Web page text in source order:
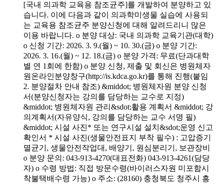
[국내 의과학 교육용 참조균주]를 개발하여 분양하고 있
습니다. 이에 다음과 같이 의과학미생물 실습에 사용되
는 교육용 참조균주 분양신청에 대해 알려드리니 많은
이용 바랍니다. o 분양 대상: 국내 의과학 교육기관(대학)
o 신청 기간: 2026. 3. 9.(월) ~ 10. 30.(금) o 분양 기간:
2026. 3. 16.(월) ~ 12. 18.(금) o 분양 가격: 무료(단과대학
별 연 1회에 한함) o 분양 신청, 제출 및 회신은 병원체자
원온라인분양창구(http://is.kdca.go.kr)를 통해 진행(붙임
2. 분양절차 안내 참조) &middot; 병원체자원 분양 신청
서(분양신청자는 강의를 담당하는 교수로 지정)
&middot; 병원체자원 관리&sdot;활용 계획서 &middot; 강
의계획서(자유양식, 강의를 담당하는 교수 서명 필)
&middot; 시설 사진* 또는 연구시설 설치&sdot;운영 신고
확인서 * 시설 사진(생물안전표지 부착 필수) : 고압증기
멸균기, 생물안전작업대, 배양기, 원심분리기, 보관장비
o 분양 문의: 043-913-4270(대표전화) 043-913-4261(담당
자) o 수령 방법: 직접 방문수령(바이러스자원 미포함시
착불택배수령 가능) o 주소: (28160) 충청북도 청주시 흥